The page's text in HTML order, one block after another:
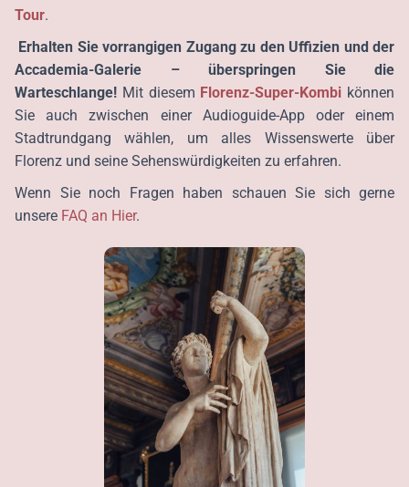
Tour.
Erhalten Sie vorrangigen Zugang zu den Uffizien und der
Accademia-Galerie – überspringen Sie die
Warteschlange! Mit diesem Florenz-Super-Kombi können
Sie auch zwischen einer Audioguide-App oder einem
Stadtrundgang wählen, um alles Wissenswerte über
Florenz und seine Sehenswürdigkeiten zu erfahren.
Wenn Sie noch Fragen haben schauen Sie sich gerne
unsere FAQ an Hier.